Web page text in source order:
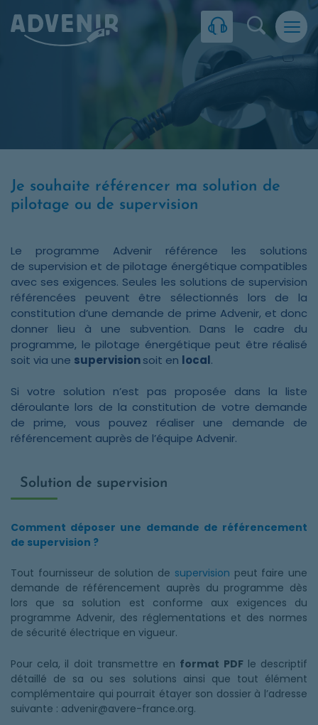
Je souhaite référencer ma solution de
pilotage ou de supervision
Le programme Advenir référence les solutions
de supervision et de pilotage énergétique compatibles
avec ses exigences. Seules les solutions de supervision
référencées peuvent être sélectionnés lors de la
constitution d’une demande de prime Advenir, et donc
donner lieu à une subvention. Dans le cadre du
programme, le pilotage énergétique peut être réalisé
soit via une supervisionsoit en local.
Si votre solution n’est pas proposée dans la liste
déroulante lors de la constitution de votre demande
de prime, vous pouvez réaliser une demande de
référencement auprès de l’équipe Advenir.
Solution de supervision
Comment déposer une demande de référencement
de supervision ?
Tout fournisseur de solution de supervision peut faire une
demande de référencement auprès du programme dès
lors que sa solution est conforme aux exigences du
programme Advenir, des réglementations et des normes
de sécurité électrique en vigueur.
Pour cela, il doit transmettre en format PDFle descriptif
détaillé de sa ou ses solutions ainsi que tout élément
complémentaire qui pourrait étayer son dossier à l’adresse
suivante : advenir@avere-france.org.